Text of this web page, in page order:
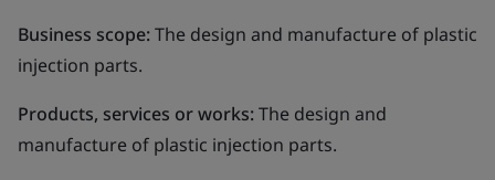
Business scope:The design and manufacture of plastic
injection parts.
Products, services or works:The design and
manufacture of plastic injection parts.